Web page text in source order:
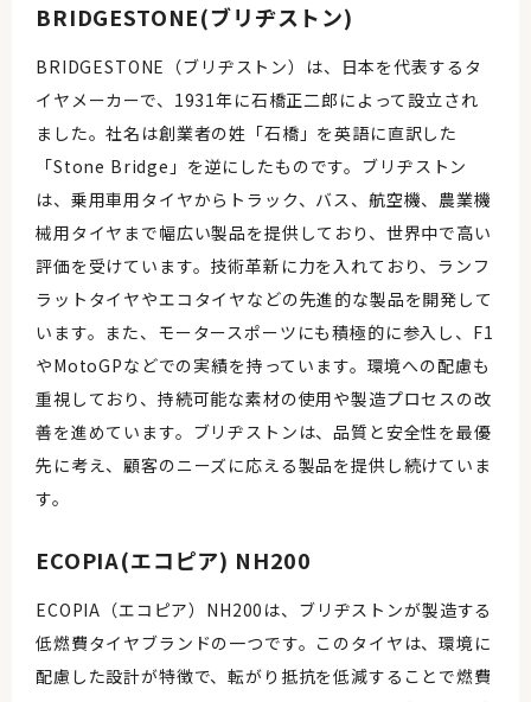
BRIDGESTONE(ブリヂストン)
BRIDGESTONE（ブリヂストン）は、日本を代表するタ
イヤメーカーで、1931年に石橋正二郎によって設立され
ました。社名は創業者の姓「石橋」を英語に直訳した
「Stone Bridge」を逆にしたものです。ブリヂストン
は、乗用車用タイヤからトラック、バス、航空機、農業機
械用タイヤまで幅広い製品を提供しており、世界中で高い
評価を受けています。技術革新に力を入れており、ランフ
ラットタイヤやエコタイヤなどの先進的な製品を開発して
います。また、モータースポーツにも積極的に参入し、F1
やMotoGPなどでの実績を持っています。環境への配慮も
重視しており、持続可能な素材の使用や製造プロセスの改
善を進めています。ブリヂストンは、品質と安全性を最優
先に考え、顧客のニーズに応える製品を提供し続けていま
す。
ECOPIA(エコピア) NH200
ECOPIA（エコピア）NH200は、ブリヂストンが製造する
低燃費タイヤブランドの一つです。このタイヤは、環境に
配慮した設計が特徴で、転がり抵抗を低減することで燃費